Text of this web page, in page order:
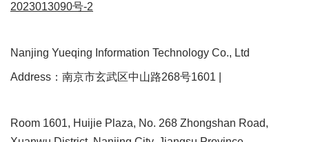
2023013090号-2
Nanjing Yueqing Information Technology Co., Ltd
Address：南京市玄武区中山路268号1601 |
Room 1601, Huijie Plaza, No. 268 Zhongshan Road,